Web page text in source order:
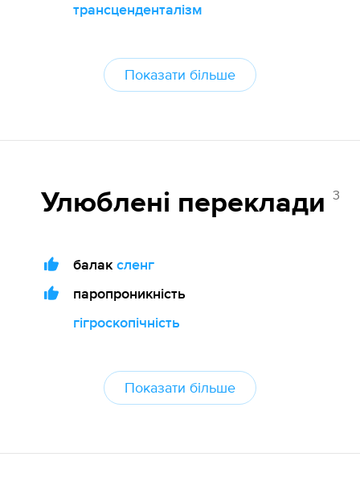
трансценденталізм
Показати більше
Улюблені переклади 3
балак сленг
паропроникність
гігроскопічність
Показати більше